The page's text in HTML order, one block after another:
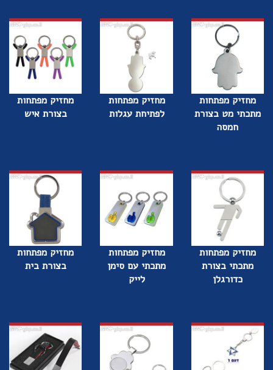
מחזיק מפתחות
מתכתי מט בצורת
חמסה
מחזיק מפתחות
לפתיחת עגלות
מחזיק מפתחות
בצורת איש
מחזיק מפתחות
מתכתי בצורת
כדורגלן
מחזיק מפתחות
מתכתי עם סימן
לייק
מחזיק מפתחות
בצורת בית